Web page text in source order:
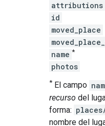
attributions
id
moved_place
name *
photos
* El campo
recurso del
forma:
nombre del